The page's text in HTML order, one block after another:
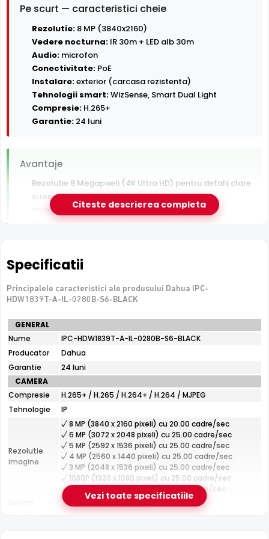
Pe scurt — caracteristici cheie
Rezolutie: 8 MP (3840x2160)
Vedere nocturna: IR 30m + LED alb 30m
Audio: microfon
Conectivitate: PoE
Instalare:exterior (carcasa rezistenta)
Tehnologii smart:WizSense, Smart Dual Light
Compresie: H.265+
Garantie: 24 luni
Avantaje
Rezolutie 8 Megapixeli (4K Ultra HD) pentru detalii clare
si recunoastere persoane
Imagine color pe timp de noapte pana la 30 m
Rezistenta la exterior — ploaie, praf si inghet
false
De luat in calcul
Nu are slot de card — inregistrarea necesita un NVR sau
e-Camere.ro recomanda acest produs pentru:
curtea si exteriorul casei; instalari profesionale cu
cablare UTP structurata.
Tehnologie Dahua WizSense
Echipat cu tehnologiaWizSensede la Dahua, Dahua IPC-
HDW1839T-A-IL-0280B-S6-BLACK ofera detectie
inteligenta ce diferentiaza oamenii si vehiculele de alte
miscari, reducand semnificativ alarmele false cauzate de
animale, ploaie sau frunze.
Citeste descrierea completa
Specificatii
Principalele caracteristici ale produsului Dahua IPC-
HDW1839T-A-IL-0280B-S6-BLACK
Specificatii
tehnice
Dahua
IPC-
HDW1839T-
A-
IL-
0280B-
S6-
GENERAL
Nume
IPC-HDW1839T-A-IL-0280B-S6-BLACK
Producator
Dahua
Garantie
24 luni
CAMERA
Compresie
H.265+ / H.265 / H.264+ / H.264 / MJPEG
Tehnologie
IP
Rezolutie
imagine
√ 8 MP (3840 x 2160 pixeli) cu 20.00 cadre/sec
√ 6 MP (3072 x 2048 pixeli) cu 25.00 cadre/sec
√ 5 MP (2592 x 1536 pixeli) cu 25.00 cadre/sec
√ 4 MP (2560 x 1440 pixeli) cu 25.00 cadre/sec
√ 3 MP (2048 x 1536 pixeli) cu 25.00 cadre/sec
√ 1080P (1920 x 1080 pixeli) cu 25.00 cadre/sec
√ 720P (1280 x 720 pixeli) cu 25.00 cadre/sec
1/2.7" Progressive CMOS
Vezi toate specificatiile